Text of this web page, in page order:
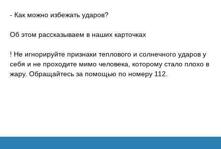
- Как можно избежать ударов?
Об этом рассказываем в наших карточках
! Не игнорируйте признаки теплового и солнечного ударов у
себя и не проходите мимо человека, которому стало плохо в
жару. Обращайтесь за помощью по номеру 112.